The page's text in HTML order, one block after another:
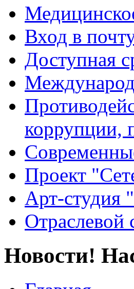
Вход в
Доступная
коррупции,
Проект
Арт-студия
Отраслевой
Новости!